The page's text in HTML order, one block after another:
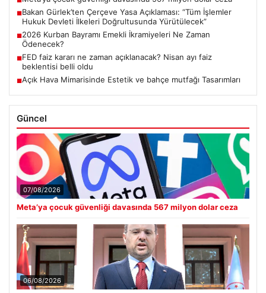
■Bakan Gürlek’ten Çerçeve Yasa Açıklaması: “Tüm İşlemler
Hukuk Devleti İlkeleri Doğrultusunda Yürütülecek”
■2026 Kurban Bayramı Emekli İkramiyeleri Ne Zaman
Ödenecek?
■FED faiz kararı ne zaman açıklanacak? Nisan ayı faiz
beklentisi belli oldu
■Açık Hava Mimarisinde Estetik ve bahçe mutfağı Tasarımları
Güncel
07/08/2026
Meta’ya çocuk güvenliği davasında 567 milyon dolar ceza
06/08/2026